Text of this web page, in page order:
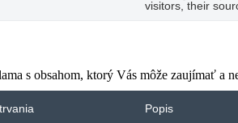
visitors, their
s obsahom, ktorý Vás môže zaujímať a
Popis